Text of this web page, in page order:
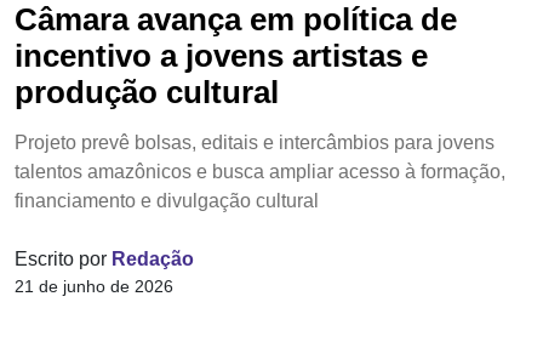
Câmara avança em política de
incentivo a jovens artistas e
produção cultural
Projeto prevê bolsas, editais e intercâmbios para jovens
talentos amazônicos e busca ampliar acesso à formação,
financiamento e divulgação cultural
Escrito por Redação
21 de junho de 2026